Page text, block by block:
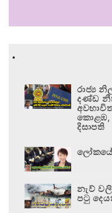
.
රාජ්‍ය
දණ්ඩ
කොළඹ,
දිසාපති
ලෝකයේ
නැව්
පටු